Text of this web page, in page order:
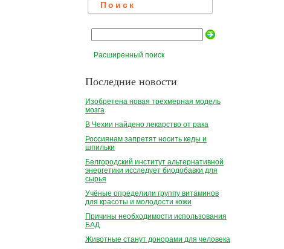
Поиск
Расширенный поиск
Последние новости
Изобретена новая трехмерная модель
мозга
В Чехии найдено лекарство от рака
Россиянам запретят носить кеды и
шпильки
Белгородский институт альтернативной
энергетики исследует биодобавки для
сырья
Учёные определили группу витаминов
для красоты и молодости кожи
Причины необходимости использования
БАД
Животные станут донорами для человека